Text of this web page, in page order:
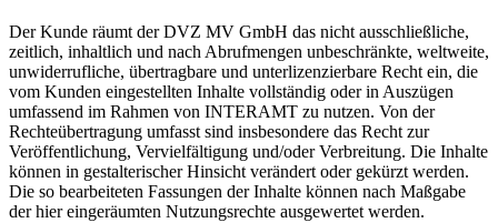
Der Kunde räumt der DVZ MV GmbH das nicht ausschließliche,
zeitlich, inhaltlich und nach Abrufmengen unbeschränkte, weltweite,
unwiderrufliche, übertragbare und unterlizenzierbare Recht ein, die
vom Kunden eingestellten Inhalte vollständig oder in Auszügen
umfassend im Rahmen von INTERAMT zu nutzen. Von der
Rechteübertragung umfasst sind insbesondere das Recht zur
Veröffentlichung, Vervielfältigung und/oder Verbreitung. Die Inhalte
können in gestalterischer Hinsicht verändert oder gekürzt werden.
Die so bearbeiteten Fassungen der Inhalte können nach Maßgabe
der hier eingeräumten Nutzungsrechte ausgewertet werden.